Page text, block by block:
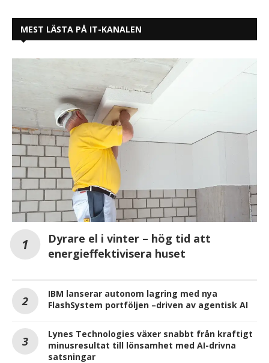
MEST LÄSTA PÅ IT-KANALEN
Dyrare el i vinter – hög tid att
energieffektivisera huset
IBM lanserar autonom lagring med nya
FlashSystem portföljen –driven av agentisk AI
Lynes Technologies växer snabbt från kraftigt
minusresultat till lönsamhet med AI-drivna
satsningar